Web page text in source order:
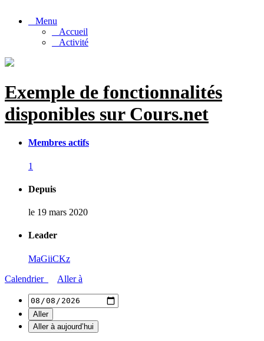
Menu
Accueil
Activité
Exemple de fonctionnalités
disponibles sur Cours.net
Membres actifs
1
Depuis
le 19 mars 2020
Leader
MaGiiCKz
Calendrier
Aller à